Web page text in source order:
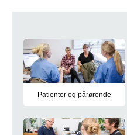
Genveje
Patienter og pårørende